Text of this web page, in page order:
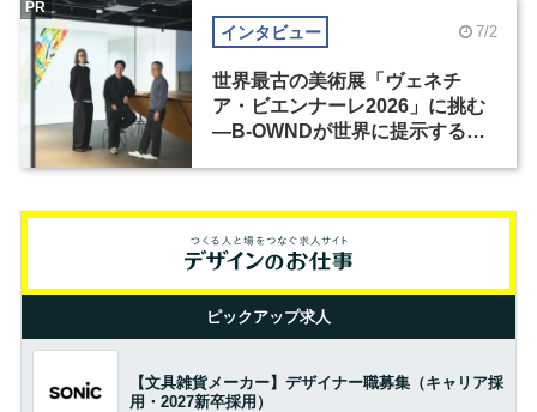
インタビュー 7/2
世界最古の美術展「ヴェネチ
ア・ビエンナーレ2026」に挑む
―B-OWNDが世界に提示する美
PR
ピックアップ求人
【文具雑貨メーカー】デザイナー職募集（キャリア採
用・2027新卒採用）